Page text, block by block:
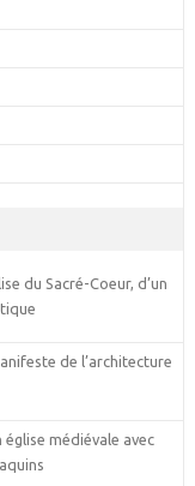
du Sacré-Coeur, d’un
de l’architecture
médiévale avec